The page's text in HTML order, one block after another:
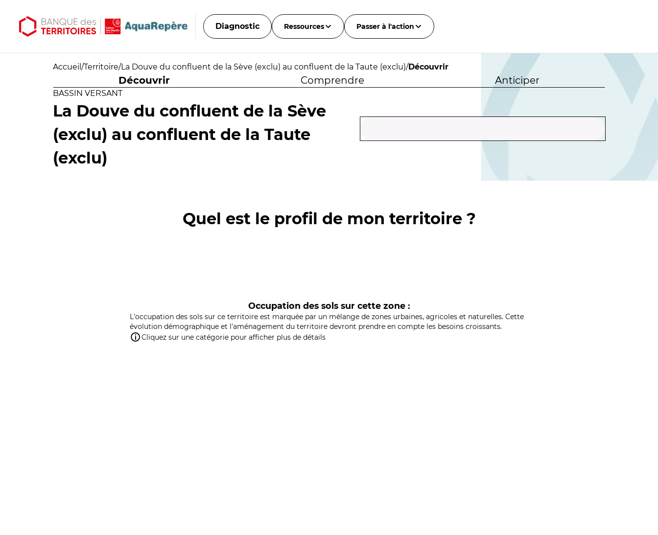
Diagnostic Ressources Passer à l'action
Accueil /Territoire/La Douve du confluent de la Sève (exclu) au confluent de la Taute (exclu)/Découvrir
Découvrir Comprendre Anticiper
BASSIN VERSANT
La Douve du confluent de la Sève
(exclu) au confluent de la Taute
(exclu)
Quel est le profil de mon territoire ?
Occupation des sols sur cette zone :
L'occupation des sols sur ce territoire est marquée par un mélange de zones urbaines, agricoles et naturelles. Cette
évolution démographique et l'aménagement du territoire devront prendre en compte les besoins croissants.
Cliquez sur une catégorie pour afficher plus de détails